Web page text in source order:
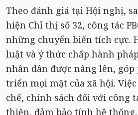
Theo đánh giá tại Hội nghị,
hiện Chỉ thị số 32, công tác
những chuyển biến tích cực.
luật và ý thức chấp hành
nhân dân được nâng lên, góp
triển mọi mặt của xã hội.
chế, chính sách đối với công
thiện, đảm bảo tính hệ